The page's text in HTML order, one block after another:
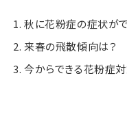
秋に花粉症の症状が
来春の飛散傾向は？
今からできる花粉症対